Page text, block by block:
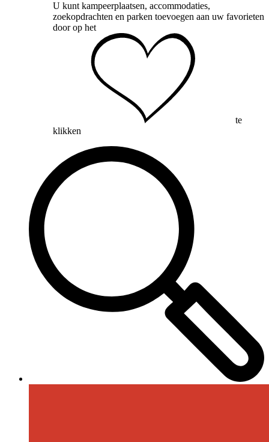
U kunt kampeerplaatsen, accommodaties,
zoekopdrachten en parken toevoegen aan uw favorieten
door op het
te
klikken